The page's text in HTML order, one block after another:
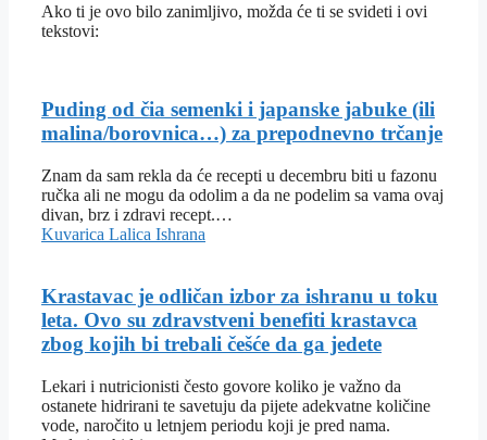
Ako ti je ovo bilo zanimljivo, možda će ti se svideti i ovi
tekstovi:
Puding od čia semenki i japanske jabuke (ili
malina/borovnica…) za prepodnevno trčanje
Znam da sam rekla da će recepti u decembru biti u fazonu
ručka ali ne mogu da odolim a da ne podelim sa vama ovaj
divan, brz i zdravi recept.…
Kuvarica Lalica Ishrana
Krastavac je odličan izbor za ishranu u toku
leta. Ovo su zdravstveni benefiti krastavca
zbog kojih bi trebali češće da ga jedete
Lekari i nutricionisti često govore koliko je važno da
ostanete hidrirani te savetuju da pijete adekvatne količine
vode, naročito u letnjem periodu koji je pred nama.